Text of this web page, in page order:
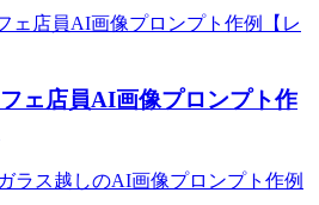
ェ店員AI画像プロンプト作